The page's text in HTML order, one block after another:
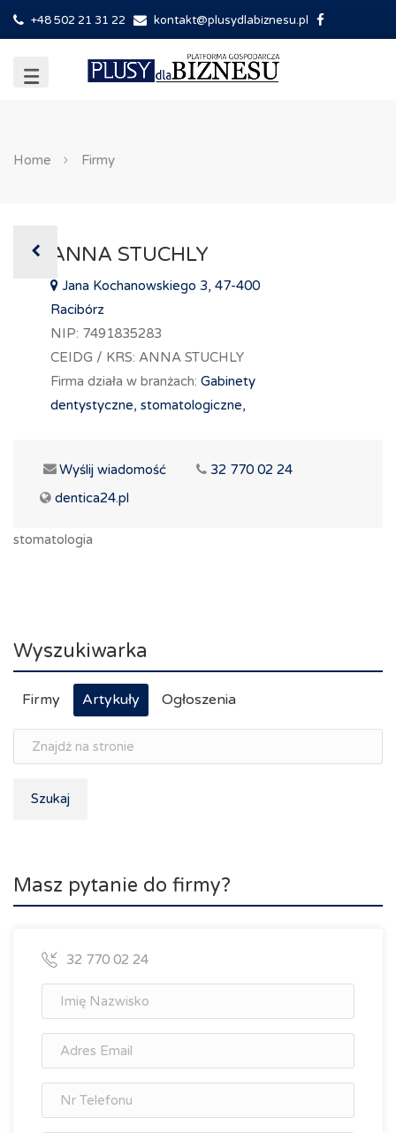
+48 502 21 31 22 kontakt@plusydlabiznesu.pl
Home Firmy
ANNA STUCHLY
Jana Kochanowskiego 3, 47-400
Racibórz
NIP: 7491835283
CEIDG / KRS: ANNA STUCHLY
Firma działa w branżach: Gabinety
dentystyczne, stomatologiczne,
Wyślij wiadomość
32 770 02 24
dentica24.pl
stomatologia
Wyszukiwarka
Firmy Artykuły Ogłoszenia
Szukaj
Masz pytanie do firmy?
32 770 02 24